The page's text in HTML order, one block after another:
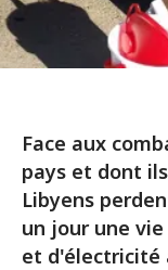
Face aux
pays et dont
Libyens
un jour une
et d'électricité